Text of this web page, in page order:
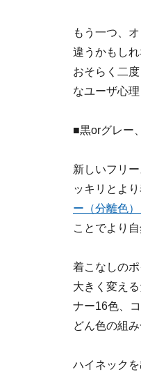
もう一つ、
違うかもし
おそらく二
なユーザ心
■黒orグレー
新しいフリ
ッキリとよ
ー（分離色）
ことでより
着こなしの
大きく変え
ナー16色、
どん色の組
ハイネック